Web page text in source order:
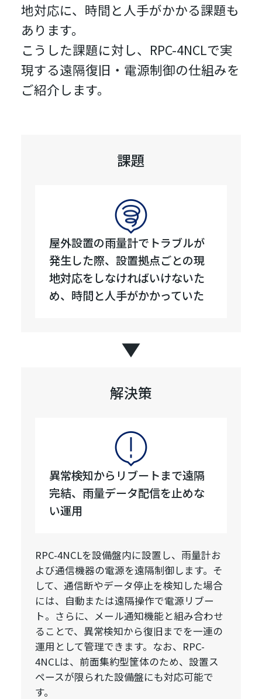
地対応に、時間と人手がかかる課題も
あります。
こうした課題に対し、RPC-4NCLで実
現する遠隔復旧・電源制御の仕組みを
ご紹介します。
課題
屋外設置の雨量計でトラブルが
発生した際、設置拠点ごとの現
地対応をしなければいけないた
め、時間と人手がかかっていた
解決策
異常検知からリブートまで遠隔
完結、雨量データ配信を止めな
い運用
RPC-4NCLを設備盤内に設置し、雨量計お
よび通信機器の電源を遠隔制御します。そ
して、通信断やデータ停止を検知した場合
には、自動または遠隔操作で電源リブー
ト。さらに、メール通知機能と組み合わせ
ることで、異常検知から復旧までを一連の
運用として管理できます。なお、RPC-
4NCLは、前面集約型筐体のため、設置ス
ペースが限られた設備盤にも対応可能で
す。